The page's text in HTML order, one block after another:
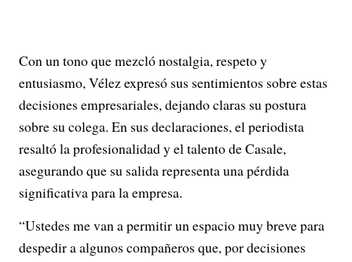
Con un tono que mezcló nostalgia, respeto y
entusiasmo, Vélez expresó sus sentimientos sobre estas
decisiones empresariales, dejando claras su postura
sobre su colega. En sus declaraciones, el periodista
resaltó la profesionalidad y el talento de Casale,
asegurando que su salida representa una pérdida
significativa para la empresa.
“Ustedes me van a permitir un espacio muy breve para
despedir a algunos compañeros que, por decisiones